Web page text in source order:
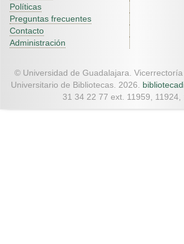
Políticas
Preguntas frecuentes
Contacto
Administración
© Universidad de Guadalajara.
Universitario de Bibliotecas. 2026.
31 34 22 77 ext. 11959, 11924,